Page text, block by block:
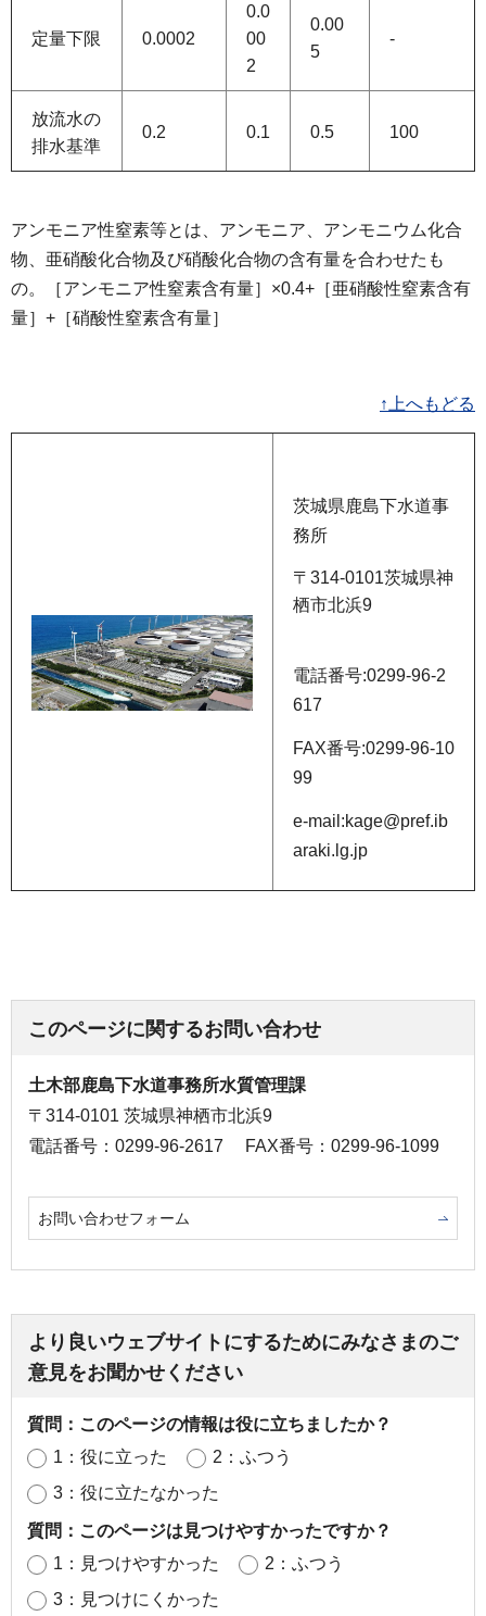
定量下限 0.0002
0.0
00
2
0.00
5
-
放流水の
排水基準
0.2 0.1 0.5 100
アンモニア性窒素等とは、アンモニア、アンモニウム化合
物、亜硝酸化合物及び硝酸化合物の含有量を合わせたも
の。［アンモニア性窒素含有量］×0.4+［亜硝酸性窒素含有
量］+［硝酸性窒素含有量］
↑上へもどる
茨城県鹿島下水道事
務所
〒314-0101茨城県神
栖市北浜9
電話番号:0299-96-2
617
FAX番号:0299-96-10
99
e-mail:kage@pref.ib
araki.lg.jp
このページに関するお問い合わせ
土木部鹿島下水道事務所水質管理課
〒314-0101 茨城県神栖市北浜9
電話番号：0299-96-2617
FAX番号：0299-96-1099
お問い合わせフォーム
より良いウェブサイトにするためにみなさまのご
意見をお聞かせください
質問：このページの情報は役に立ちましたか？
1：役に立った
2：ふつう
3：役に立たなかった
質問：このページは見つけやすかったですか？
1：見つけやすかった
2：ふつう
3：見つけにくかった